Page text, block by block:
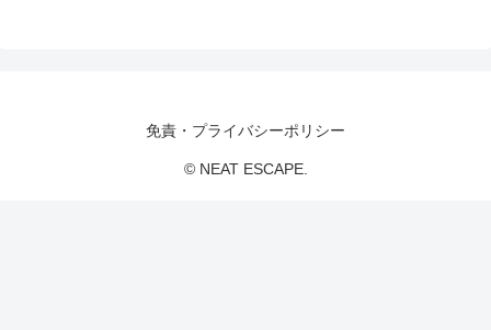
免責・プライバシーポリシー
© NEAT ESCAPE.